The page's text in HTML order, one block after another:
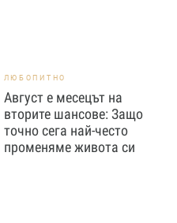
ЛЮБОПИТНО
Август е месецът на
вторите шансове: Защо
точно сега най-често
променяме живота си